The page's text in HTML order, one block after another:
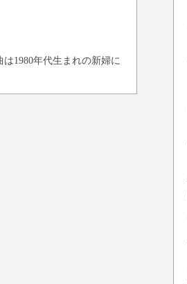
1980年代生まれの新婦に